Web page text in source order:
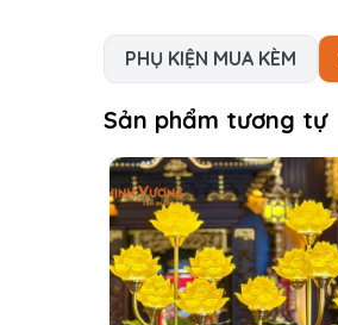
PHỤ KIỆN MUA KÈM
Sản phẩm tương tự